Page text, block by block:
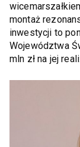
montaż
inwestycji to
Województwa
mln zł na jej